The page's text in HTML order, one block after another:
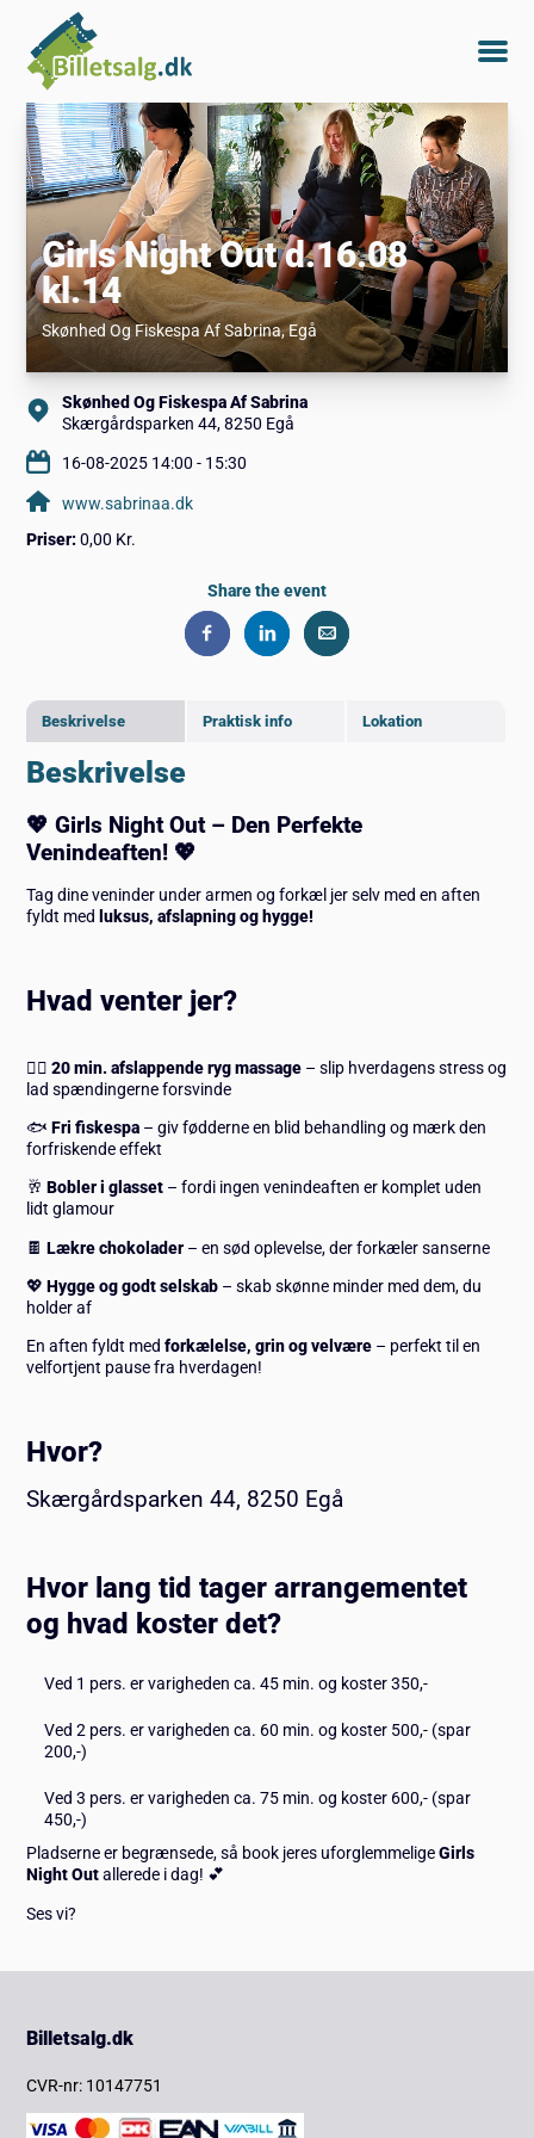
Girls Night Out d.16.08
kl.14
Skønhed Og Fiskespa Af Sabrina, Egå
Beskrivelse Praktisk info Lokation
Beskrivelse
💖 Girls Night Out – Den Perfekte
Venindeaften! 💖
Tag dine veninder under armen og forkæl jer selv med en aften
fyldt med luksus, afslapning og hygge!
Hvad venter jer?
💆‍♀️20 min. afslappende ryg massage – slip hverdagens stress og
lad spændingerne forsvinde
🐟Fri fiskespa – giv fødderne en blid behandling og mærk den
forfriskende effekt
🥂Bobler i glasset – fordi ingen venindeaften er komplet uden
lidt glamour
🍫Lækre chokolader – en sød oplevelse, der forkæler sanserne
💖Hygge og godt selskab – skab skønne minder med dem, du
holder af
En aften fyldt medforkælelse, grin og velvære – perfekt til en
velfortjent pause fra hverdagen!
Hvor?
Skærgårdsparken 44, 8250 Egå
Hvor lang tid tager arrangementet
og hvad koster det?
Ved 1 pers. er varigheden ca. 45 min. og koster 350,-
Ved 2 pers. er varigheden ca. 60 min. og koster 500,- (spar
200,-)
Ved 3 pers. er varigheden ca. 75 min. og koster 600,- (spar
450,-)
Pladserne er begrænsede, så book jeres uforglemmeligeGirls
Night Outallerede i dag! 💕
Ses vi?
Skønhed Og Fiskespa Af Sabrina
Skærgårdsparken 44, 8250 Egå
16-08-2025 14:00 - 15:30
www.sabrinaa.dk
Priser: 0,00 Kr.
Share the event
Billetsalg.dk
CVR-nr: 10147751